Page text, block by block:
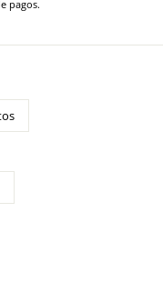
pagos.